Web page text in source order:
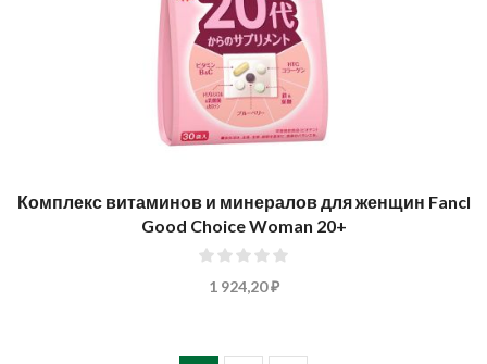
Комплекс витаминов и минералов для женщин Fancl
Good Choice Woman 20+
1 924,20 ₽